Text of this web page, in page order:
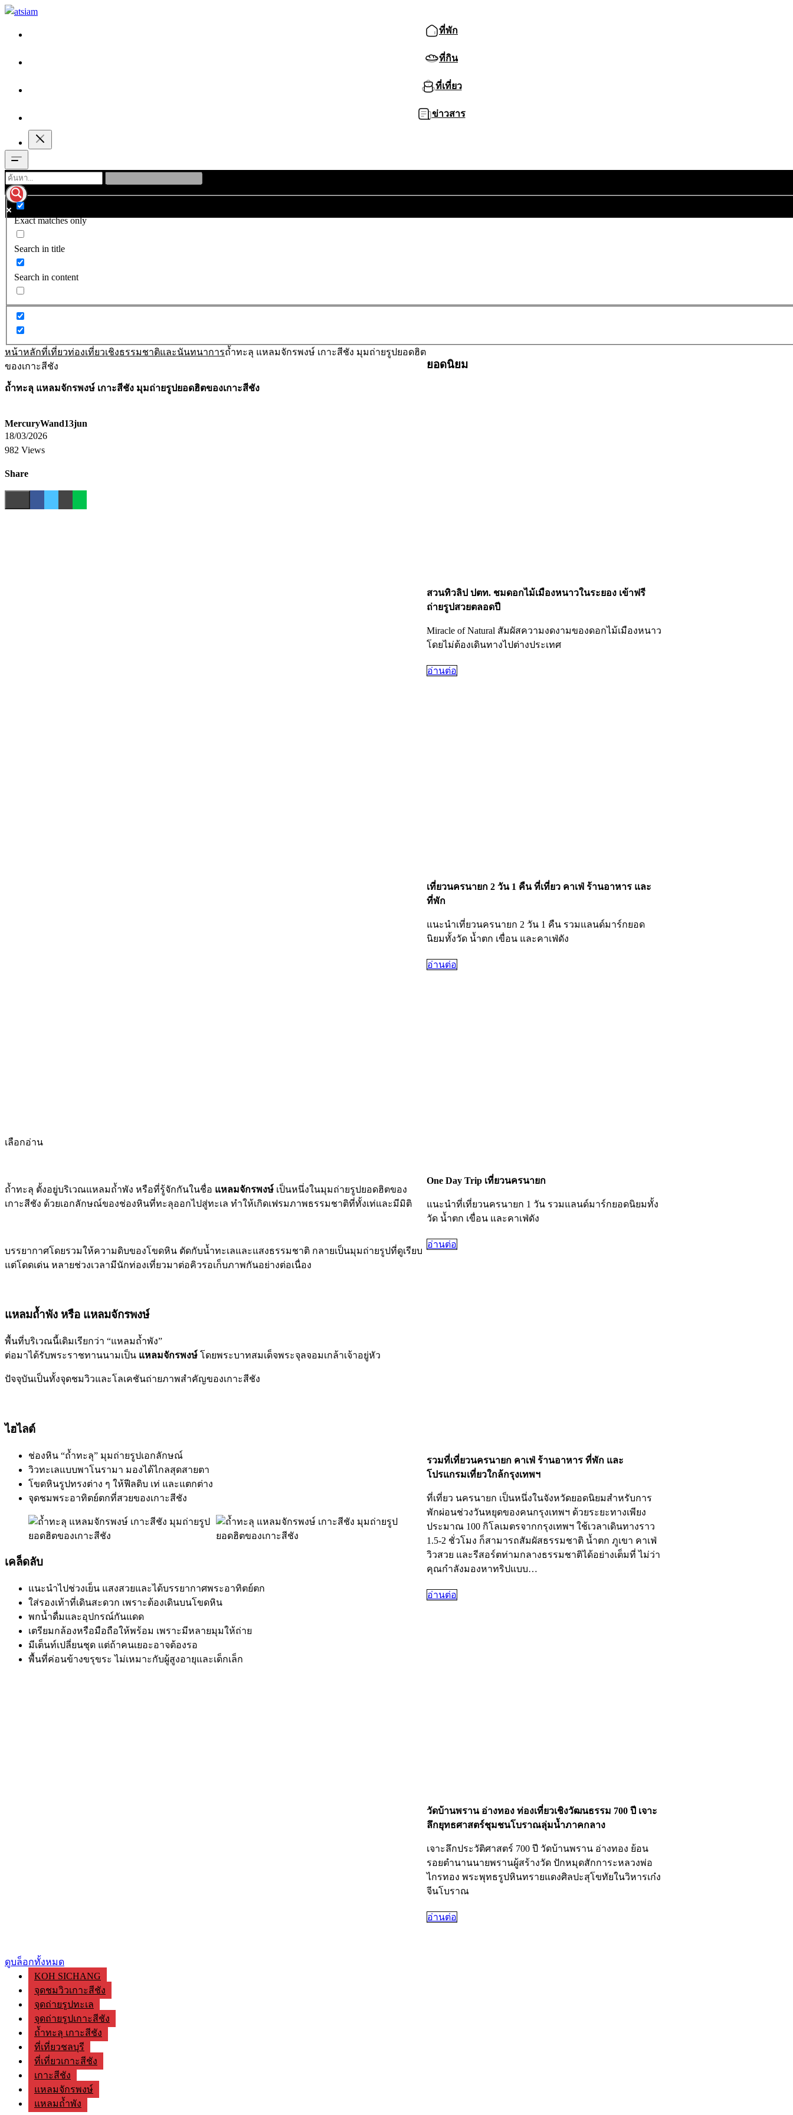
ที่พัก
ที่กิน
ที่เที่ยว
ข่าวสาร
Exact matches only
Search in title
Search in content
หน้าหลักที่เที่ยวท่องเที่ยวเชิงธรรมชาติและนันทนาการถ้ำทะลุ แหลมจักรพงษ์ เกาะสีชัง มุมถ่ายรูปยอดฮิต
ของเกาะสีชัง
ถ้ำทะลุ แหลมจักรพงษ์ เกาะสีชัง มุมถ่ายรูปยอดฮิตของเกาะสีชัง
MercuryWand13jun
18/03/2026
982 Views
Share
เลือกอ่าน
ถ้ำทะลุ ตั้งอยู่บริเวณแหลมถ้ำพัง หรือที่รู้จักกันในชื่อ แหลมจักรพงษ์ เป็นหนึ่งในมุมถ่ายรูปยอดฮิตของ
เกาะสีชัง ด้วยเอกลักษณ์ของช่องหินที่ทะลุออกไปสู่ทะเล ทำให้เกิดเฟรมภาพธรรมชาติที่ทั้งเท่และมีมิติ
บรรยากาศโดยรวมให้ความดิบของโขดหิน ตัดกับน้ำทะเลและแสงธรรมชาติ กลายเป็นมุมถ่ายรูปที่ดูเรียบ
แต่โดดเด่น หลายช่วงเวลามีนักท่องเที่ยวมาต่อคิวรอเก็บภาพกันอย่างต่อเนื่อง
แหลมถ้ำพัง หรือ แหลมจักรพงษ์
พื้นที่บริเวณนี้เดิมเรียกว่า “แหลมถ้ำพัง”
ต่อมาได้รับพระราชทานนามเป็น แหลมจักรพงษ์ โดยพระบาทสมเด็จพระจุลจอมเกล้าเจ้าอยู่หัว
ปัจจุบันเป็นทั้งจุดชมวิวและโลเคชันถ่ายภาพสำคัญของเกาะสีชัง
ไฮไลต์
ช่องหิน “ถ้ำทะลุ” มุมถ่ายรูปเอกลักษณ์
วิวทะเลแบบพาโนรามา มองได้ไกลสุดสายตา
โขดหินรูปทรงต่าง ๆ ให้ฟีลดิบ เท่ และแตกต่าง
จุดชมพระอาทิตย์ตกที่สวยของเกาะสีชัง
เคล็ดลับ
แนะนำไปช่วงเย็น แสงสวยและได้บรรยากาศพระอาทิตย์ตก
ใส่รองเท้าที่เดินสะดวก เพราะต้องเดินบนโขดหิน
พกน้ำดื่มและอุปกรณ์กันแดด
เตรียมกล้องหรือมือถือให้พร้อม เพราะมีหลายมุมให้ถ่าย
มีเต็นท์เปลี่ยนชุด แต่ถ้าคนเยอะอาจต้องรอ
พื้นที่ค่อนข้างขรุขระ ไม่เหมาะกับผู้สูงอายุและเด็กเล็ก
ดูบล็อกทั้งหมด
KOH SICHANG
จุดชมวิวเกาะสีชัง
จุดถ่ายรูปทะเล
จุดถ่ายรูปเกาะสีชัง
ถ้ำทะลุ เกาะสีชัง
ที่เที่ยวชลบุรี
ที่เที่ยวเกาะสีชัง
เกาะสีชัง
แหลมจักรพงษ์
แหลมถ้ำพัง
ยอดนิยม
สวนทิวลิป ปตท. ชมดอกไม้เมืองหนาวในระยอง เข้าฟรี
ถ่ายรูปสวยตลอดปี
Miracle of Natural สัมผัสความงดงามของดอกไม้เมืองหนาว
โดยไม่ต้องเดินทางไปต่างประเทศ
อ่านต่อ
เที่ยวนครนายก 2 วัน 1 คืน ที่เที่ยว คาเฟ่ ร้านอาหาร และ
ที่พัก
แนะนำเที่ยวนครนายก 2 วัน 1 คืน รวมแลนด์มาร์กยอด
นิยมทั้งวัด น้ำตก เขื่อน และคาเฟ่ดัง
อ่านต่อ
One Day Trip เที่ยวนครนายก
แนะนำที่เที่ยวนครนายก 1 วัน รวมแลนด์มาร์กยอดนิยมทั้ง
วัด น้ำตก เขื่อน และคาเฟ่ดัง
อ่านต่อ
รวมที่เที่ยวนครนายก คาเฟ่ ร้านอาหาร ที่พัก และ
โปรแกรมเที่ยวใกล้กรุงเทพฯ
ที่เที่ยว นครนายก เป็นหนึ่งในจังหวัดยอดนิยมสำหรับการ
พักผ่อนช่วงวันหยุดของคนกรุงเทพฯ ด้วยระยะทางเพียง
ประมาณ 100 กิโลเมตรจากกรุงเทพฯ ใช้เวลาเดินทางราว
1.5-2 ชั่วโมง ก็สามารถสัมผัสธรรมชาติ น้ำตก ภูเขา คาเฟ่
วิวสวย และรีสอร์ตท่ามกลางธรรมชาติได้อย่างเต็มที่ ไม่ว่า
คุณกำลังมองหาทริปแบบ…
อ่านต่อ
วัดบ้านพราน อ่างทอง ท่องเที่ยวเชิงวัฒนธรรม 700 ปี เจาะ
ลึกยุทธศาสตร์ชุมชนโบราณลุ่มน้ำภาคกลาง
เจาะลึกประวัติศาสตร์ 700 ปี วัดบ้านพราน อ่างทอง ย้อน
รอยตำนานนายพรานผู้สร้างวัด ปักหมุดสักการะหลวงพ่อ
ไกรทอง พระพุทธรูปหินทรายแดงศิลปะสุโขทัยในวิหารเก๋ง
จีนโบราณ
อ่านต่อ